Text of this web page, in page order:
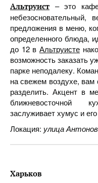
Альтруист – это
небезосновательный,
предложения в меню,
определенного блюда,
до 12 в Альтруисте
возможность заказать
парке неподалеку.
на свежем воздухе, вам
разделить. Акцент в
ближневосточной
заслуживает хумус и
Локация: улица
Харьков